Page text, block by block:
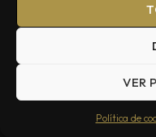
VER
Política de
Summa Inferno —